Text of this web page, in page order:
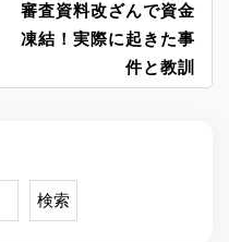
審査資料改ざんで資金
凍結！実際に起きた事
件と教訓
検索